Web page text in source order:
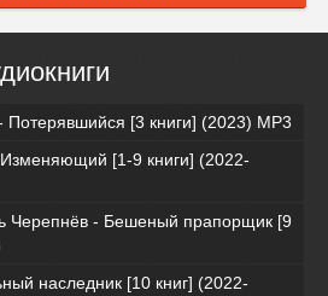
[3 книги] (2023) МР3
[1-9 книги] (2022-
Черепнёв - Бешеный прапорщик [9
наследник [10 книг] (2022-